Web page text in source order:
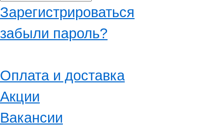
Зарегистрироваться
забыли пароль?
Оплата и доставка
Акции
Вакансии